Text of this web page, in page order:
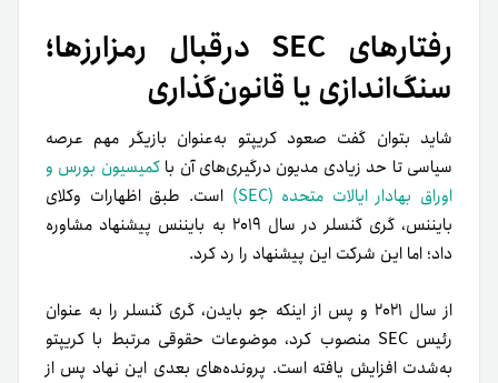
رفتارهای SEC درقبال رمزارزها؛
سنگ‌اندازی یا قانون‌گذاری
شاید بتوان گفت صعود کریپتو به‌عنوان بازیگر مهم عرصه
سیاسی تا حد زیادی مدیون درگیری‌های آن باکمیسیون بورس و
اوراق بهادار ایالات متحده (SEC)
است. طبق اظهارات وکلای
بایننس، گری گنسلر در سال ۲۰۱۹ به بایننس پیشنهاد مشاوره
داد؛ اما این شرکت این پیشنهاد را رد کرد.
از سال ۲۰۲۱ و پس از اینکه جو بایدن، گری گنسلر را به عنوان
رئیس SEC منصوب کرد، موضوعات حقوقی مرتبط با کریپتو
به‌شدت افزایش یافته است. پرونده‌های بعدی این نهاد پس از